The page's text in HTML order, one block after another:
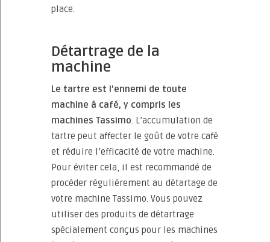
place.
Détartrage de la
machine
Le tartre est l’ennemi de toute
machine à café, y compris les
machines Tassimo. L’accumulation de
tartre peut affecter le goût de votre café
et réduire l’efficacité de votre machine.
Pour éviter cela, il est recommandé de
procéder régulièrement au détartage de
votre machine Tassimo. Vous pouvez
utiliser des produits de détartrage
spécialement conçus pour les machines